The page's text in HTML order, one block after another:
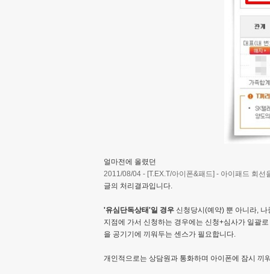
얼마전에 올렸던
2011/08/04 - [T.EX.T/아이폰&패드] - 아이패드 회
글의 처리결과입니다.
'유심단독상태'일 경우 신청당시(예약) 뿐 아니라,
지점에 가서 신청하는 경우에는 신청+심사가 일괄
을 공기기에 끼워두는 센스가 필요합니다.
개인적으로는 상담원과 통화하며 아이폰에 잠시 끼